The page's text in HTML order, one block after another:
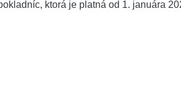
ktorá je platná od 1. januára